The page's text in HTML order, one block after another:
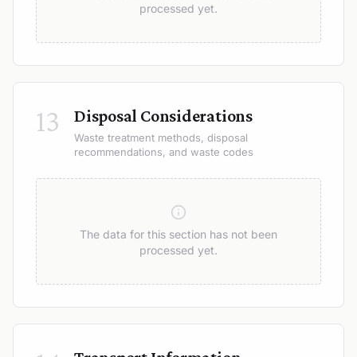
processed yet.
13 Disposal Considerations
Waste treatment methods, disposal
recommendations, and waste codes
The data for this section has not been
processed yet.